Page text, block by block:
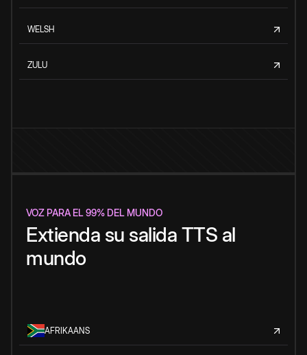
WELSH
ZULU
VOZ PARA EL 99% DEL MUNDO
Extienda su salida TTS al
mundo
AFRIKAANS